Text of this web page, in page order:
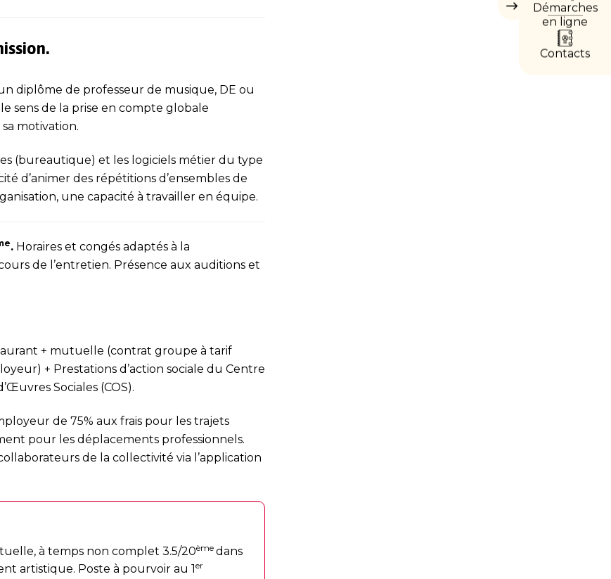
MasquerDémarches
en ligne
Contacts
diplôme de professeur de musique, DE ou
sens de la prise en compte globale
motivation.
(bureautique) et les logiciels métier du type
d’animer des répétitions d’ensembles de
une capacité à travailler en équipe.
. Horaires et congés adaptés à la
de l’entretien. Présence aux auditions et
+ mutuelle (contrat groupe à tarif
+ Prestations d’action sociale du Centre
Sociales (COS).
de 75% aux frais pour les trajets
pour les déplacements professionnels.
de la collectivité via l’application
à temps non complet 3.5/20ème dans
artistique. Poste à pourvoir au 1 er